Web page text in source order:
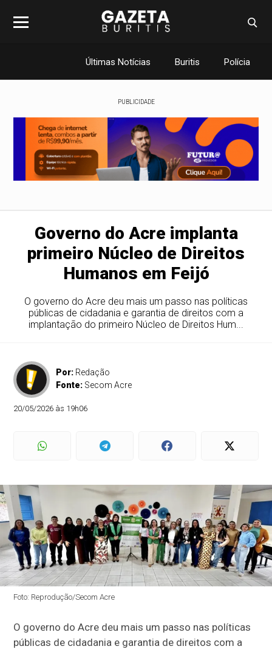
Últimas Notícias Buritis Polícia
PUBLICIDADE
Governo do Acre implanta
primeiro Núcleo de Direitos
Humanos em Feijó
O governo do Acre deu mais um passo nas políticas
públicas de cidadania e garantia de direitos com a
implantação do primeiro Núcleo de Direitos Hum...
Por: Redação
Fonte: Secom Acre
20/05/2026 às 19h06
Foto: Reprodução/Secom Acre
O governo do Acre deu mais um passo nas políticas
públicas de cidadania e garantia de direitos com a